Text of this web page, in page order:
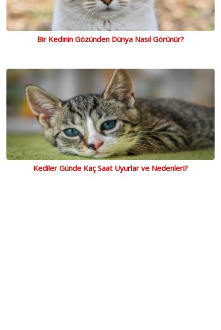
Bir Kedinin Gözünden Dünya Nasıl Görünür?
Kediler Günde Kaç Saat Uyurlar ve Nedenleri?